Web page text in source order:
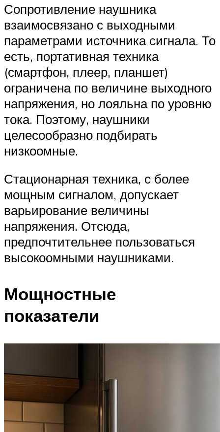
Сопротивление наушника
взаимосвязано с выходными
параметрами источника сигнала. То
есть, портативная техника
(смартфон, плеер, планшет)
ограничена по величине выходного
напряжения, но лояльна по уровню
тока. Поэтому, наушники
целесообразно подбирать
низкоомные.
Стационарная техника, с более
мощным сигналом, допускает
варьирование величины
напряжения. Отсюда,
предпочтительнее пользоваться
высокоомными наушниками.
Мощностные
показатели